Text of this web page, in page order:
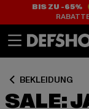
BIS ZU -65%
BEKLEIDUNG
SALE: